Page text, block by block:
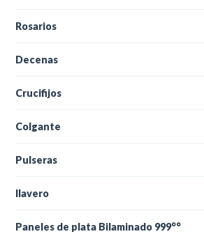
Rosarios
Decenas
Crucifijos
Colgante
Pulseras
llavero
Paneles de plata Bilaminado 999°°